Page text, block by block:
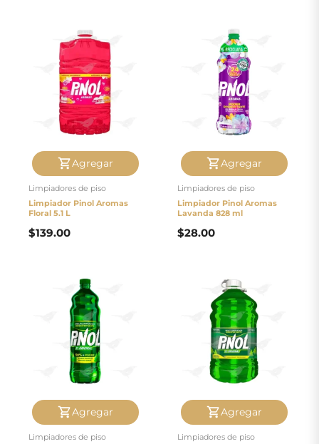
Agregar
Limpiadores de piso
Limpiador Pinol Aromas
Floral 5.1 L
$139.00
Agregar
Limpiadores de piso
Limpiador Pinol Aromas
Lavanda 828 ml
$28.00
Agregar
Limpiadores de piso
Agregar
Limpiadores de piso